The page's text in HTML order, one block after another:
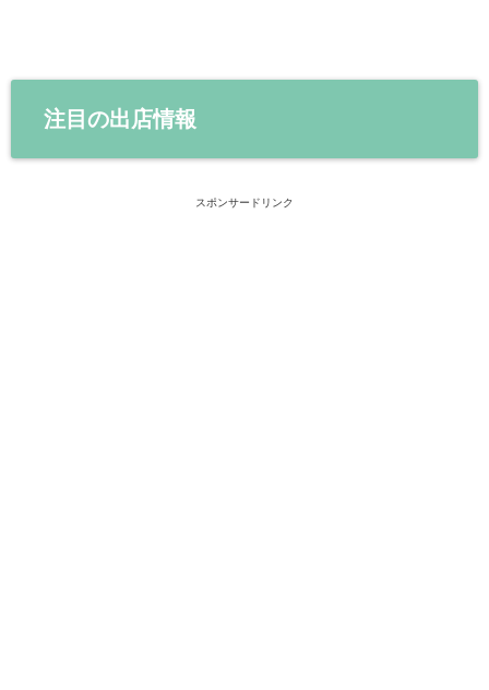
注目の出店情報
スポンサードリンク